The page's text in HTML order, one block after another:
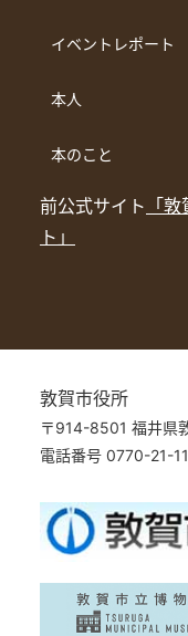
イベントレポート
本人
本のこと
前公式サイト 「
ト」
敦賀市役所
〒914-8501 福井県
電話番号 0770-21-